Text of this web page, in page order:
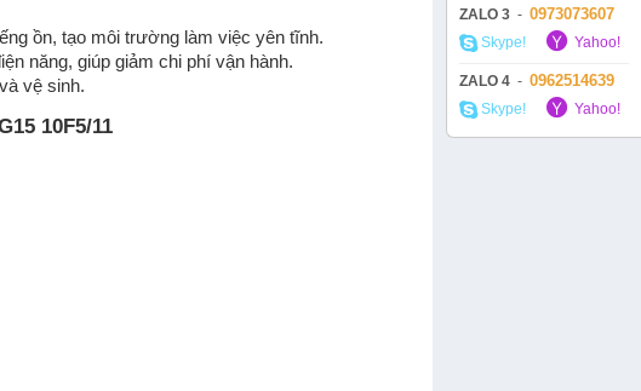
ZALO 3 -0973073607
Skype! Yahoo!
ZALO 4 -0962514639
Skype! Yahoo!
BƠM EBARA PRA
ồn, tạo môi trường làm việc yên tĩnh.
năng, giúp giảm chi phí vận hành.
vệ sinh.
10F5/11